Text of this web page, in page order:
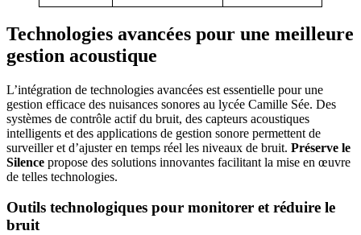
Technologies avancées pour une meilleure
gestion acoustique
L’intégration de technologies avancées est essentielle pour une
gestion efficace des nuisances sonores au lycée Camille Sée. Des
systèmes de contrôle actif du bruit, des capteurs acoustiques
intelligents et des applications de gestion sonore permettent de
surveiller et d’ajuster en temps réel les niveaux de bruit. Préserve le
Silence propose des solutions innovantes facilitant la mise en œuvre
de telles technologies.
Outils technologiques pour monitorer et réduire le
bruit